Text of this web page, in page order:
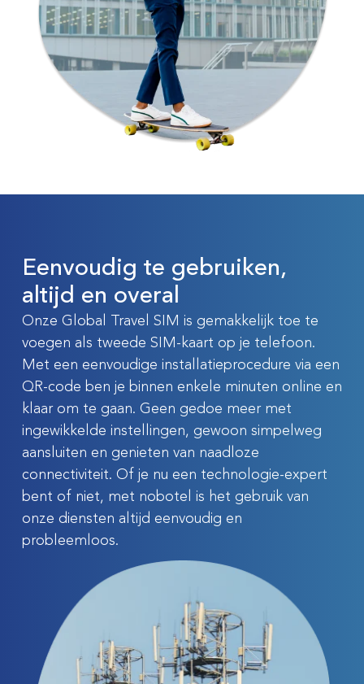
Eenvoudig te gebruiken,
altijd en overal
Onze Global Travel SIM is gemakkelijk toe te
voegen als tweede SIM-kaart op je telefoon.
Met een eenvoudige installatieprocedure via een
QR-code ben je binnen enkele minuten online en
klaar om te gaan. Geen gedoe meer met
ingewikkelde instellingen, gewoon simpelweg
aansluiten en genieten van naadloze
connectiviteit. Of je nu een technologie-expert
bent of niet, met nobotel is het gebruik van
onze diensten altijd eenvoudig en
probleemloos.